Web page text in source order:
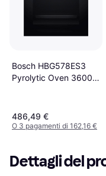
Bosch HBG578ES3
Pyrolytic Oven 3600
486,49 €
O 3 pagamenti di 162,16 €
Dettagli del